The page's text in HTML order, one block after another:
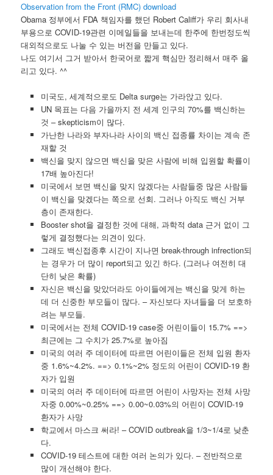
Observation from the Front (RMC) download
Obama 정부에서 FDA 책임자를 했던 Robert Califf가 우리 회사내
부용으로 COVID-19관련 이메일들을 보내는데 한주에 한번정도씩
대외적으로도 나눌 수 있는 버전을 만들고 있다.
나도 여기서 그거 받아서 한국어로 짧게 핵심만 정리해서 매주 올
리고 있다. ^^
미국도, 세계적으로도 Delta surge는 가라앉고 있다.
UN 목표는 다음 가을까지 전 세계 인구의 70%를 백신하는
것 – skepticism이 많다.
가난한 나라와 부자나라 사이의 백신 접종률 차이는 계속 존
재할 것
백신을 맞지 않으면 백신을 맞은 사람에 비해 입원할 확률이
17배 높아진다!
미국에서 보면 백신을 맞지 않겠다는 사람들중 많은 사람들
이 백신을 맞겠다는 쪽으로 선회. 그러나 아직도 백신 거부
층이 존재한다.
Booster shot을 결정한 것에 대해, 과학적 data 근거 없이 그
렇게 결정했다는 의견이 있다.
그래도 백신접종후 시간이 지나면 break-through infrection되
는 경우가 더 많이 report되고 있긴 하다. (그러나 여전히 대
단히 낮은 확률)
자신은 백신을 맞았더라도 아이들에게는 백신을 맞게 하는
데 더 신중한 부모들이 많다. – 자신보다 자녀들을 더 보호하
려는 부모들.
미국에서는 전체 COVID-19 case중 어린이들이 15.7% ==>
최근에는 그 수치가 25.7%로 높아짐
미국의 여러 주 데이터에 따르면 어린이들은 전체 입원 환자
중 1.6%~4.2%. ==> 0.1%~2% 정도의 어린이 COVID-19 환
자가 입원
미국의 여러 주 데이터에 따르면 어린이 사망자는 전체 사망
자중 0.00%~0.25% ==> 0.00~0.03%의 어린이 COVID-19
환자가 사망
학교에서 마스크 써라! – COVID outbreak을 1/3~1/4로 낮춘
다.
COVID-19 테스트에 대한 여러 논의가 있다. – 전반적으로
많이 개선해야 한다.